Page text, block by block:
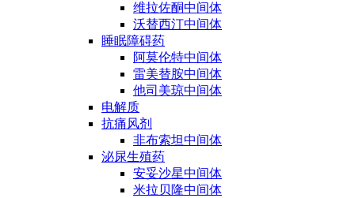
维拉佐酮中间体
沃替西汀中间体
睡眠障碍药
阿莫伦特中间体
雷美替胺中间体
他司美琼中间体
电解质
抗痛风剂
非布索坦中间体
泌尿生殖药
安妥沙星中间体
米拉贝隆中间体